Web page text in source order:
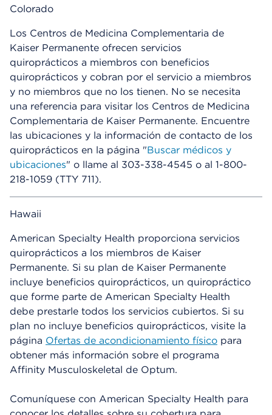
Colorado
Los Centros de Medicina Complementaria de
Kaiser Permanente ofrecen servicios
quiroprácticos a miembros con beneficios
quiroprácticos y cobran por el servicio a miembros
y no miembros que no los tienen. No se necesita
una referencia para visitar los Centros de Medicina
Complementaria de Kaiser Permanente. Encuentre
las ubicaciones y la información de contacto de los
quiroprácticos en la página "Buscar médicos y
ubicaciones" o llame al 303-338-4545 o al 1-800-
218-1059 (TTY 711).
Hawaii
American Specialty Health proporciona servicios
quiroprácticos a los miembros de Kaiser
Permanente. Si su plan de Kaiser Permanente
incluye beneficios quiroprácticos, un quiropráctico
que forme parte de American Specialty Health
debe prestarle todos los servicios cubiertos. Si su
plan no incluye beneficios quiroprácticos, visite la
página Ofertas de acondicionamiento físico para
obtener más información sobre el programa
Affinity Musculoskeletal de Optum.
Comuníquese con American Specialty Health para